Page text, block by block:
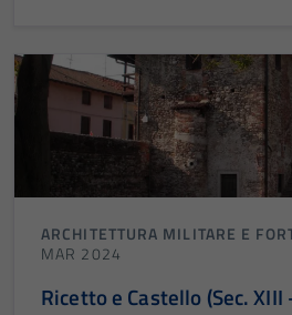
ARCHITETTURA MILITARE E
MAR 2024
Ricetto e Castello (Sec. XIII